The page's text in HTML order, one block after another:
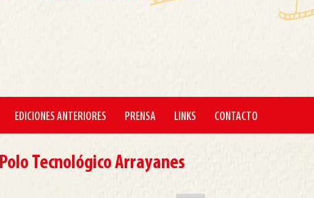
EDICIONES ANTERIORES PRENSA LINKS CONTACTO
Tecnológico Arrayanes